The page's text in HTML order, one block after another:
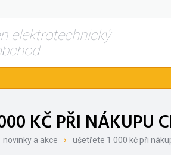
elektrotechnický
KČ PŘI NÁKUPU
novinky a akce ušetřete 1 000 kč při